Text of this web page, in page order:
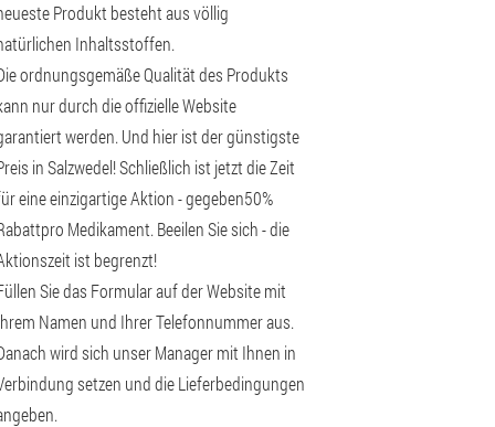
Produkt besteht aus völlig
Inhaltsstoffen.
ordnungsgemäße Qualität des Produkts
nur durch die offizielle Website
werden. Und hier ist der günstigste
in Salzwedel! Schließlich ist jetzt die Zeit
eine einzigartige Aktion - gegeben50%
pro Medikament. Beeilen Sie sich - die
ist begrenzt!
Sie das Formular auf der Website mit
Namen und Ihrer Telefonnummer aus.
wird sich unser Manager mit Ihnen in
setzen und die Lieferbedingungen